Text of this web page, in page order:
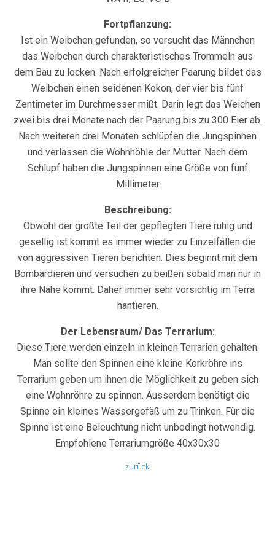
Fortpflanzung:
Ist ein Weibchen gefunden, so versucht das Männchen
das Weibchen durch charakteristisches Trommeln aus
dem Bau zu locken. Nach erfolgreicher Paarung bildet das
Weibchen einen seidenen Kokon, der vier bis fünf
Zentimeter im Durchmesser mißt. Darin legt das Weichen
zwei bis drei Monate nach der Paarung bis zu 300 Eier ab.
Nach weiteren drei Monaten schlüpfen die Jungspinnen
und verlassen die Wohnhöhle der Mutter. Nach dem
Schlupf haben die Jungspinnen eine Größe von fünf
Millimeter
Beschreibung:
Obwohl der größte Teil der gepflegten Tiere ruhig und
gesellig ist kommt es immer wieder zu Einzelfällen die
von aggressiven Tieren berichten. Dies beginnt mit dem
Bombardieren und versuchen zu beißen sobald man nur in
ihre Nähe kommt. Daher immer sehr vorsichtig im Terra
hantieren.
Der Lebensraum/ Das Terrarium:
Diese Tiere werden einzeln in kleinen Terrarien gehalten.
Man sollte den Spinnen eine kleine Korkröhre ins
Terrarium geben um ihnen die Möglichkeit zu geben sich
eine Wohnröhre zu spinnen. Ausserdem benötigt die
Spinne ein kleines Wassergefäß um zu Trinken. Für die
Spinne ist eine Beleuchtung nicht unbedingt notwendig.
Empfohlene Terrariumgröße 40x30x30
zurück